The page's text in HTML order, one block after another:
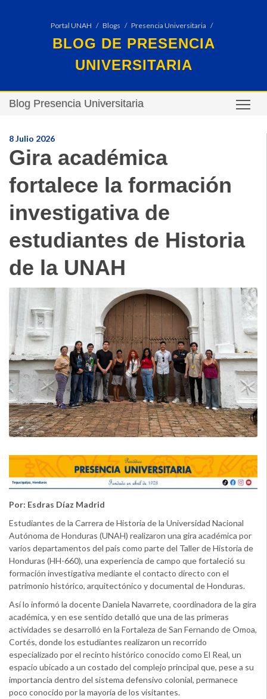
Portal UNAH Blogs Presencia Universitaria
BLOG DE PRESENCIA
UNIVERSITARIA
Blog Presencia Universitaria
8 Julio 2026
Gira académica
fortalece la formación
investigativa de
estudiantes de Historia
de la UNAH
Por: Esdras Díaz Madrid
Estudiantes de la Carrera de Historia de la Universidad Nacional
Autónoma de Honduras (UNAH) realizaron una gira académica por
varios departamentos del país como parte del Taller de Historia de
Honduras (HH-660), una experiencia de campo que fortaleció su
formación investigativa mediante el contacto directo con el
patrimonio histórico, arquitectónico y documental de Honduras.
Así lo informó la docente Daniela Navarrete, coordinadora de la gira
académica, y en ese sentido detalló que una de las primeras
actividades se desarrolló en la Fortaleza de San Fernando de Omoa,
Cortés, donde los estudiantes realizaron un recorrido
especializado por el recinto histórico conocido como El Real, un
espacio ubicado a un costado del complejo principal que, pese a su
importancia dentro del sistema defensivo colonial, permanece
poco conocido por la mayoría de los visitantes.